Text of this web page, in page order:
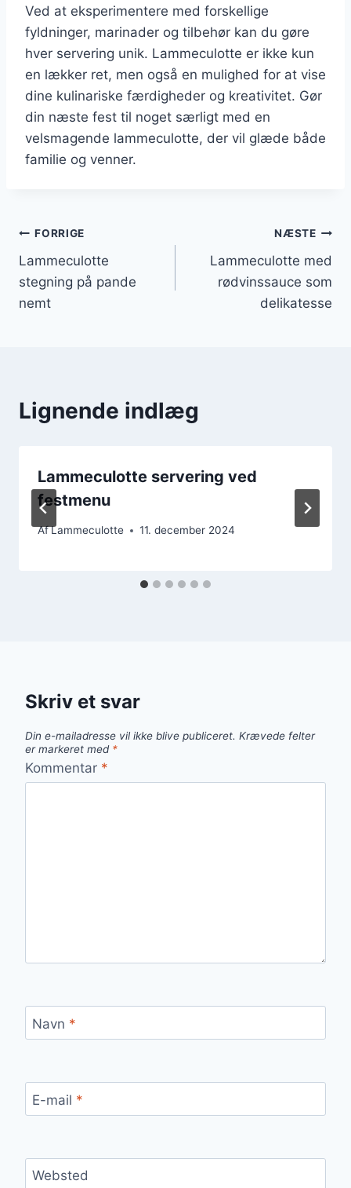
Ved at eksperimentere med forskellige
fyldninger, marinader og tilbehør kan du gøre
hver servering unik. Lammeculotte er ikke kun
en lækker ret, men også en mulighed for at vise
dine kulinariske færdigheder og kreativitet. Gør
din næste fest til noget særligt med en
velsmagende lammeculotte, der vil glæde både
familie og venner.
Indlægsnavigation
FORRIGE
Lammeculotte
stegning på pande
nemt
NÆSTE
Lammeculotte med
rødvinssauce som
delikatesse
Lignende indlæg
Lammeculotte servering ved
festmenu
AfLammeculotte 11. december 2024
Skriv et svar
Din e-mailadresse vil ikke blive publiceret. Krævede felter
er markeret med *
Kommentar *
Navn *
E-mail *
Websted